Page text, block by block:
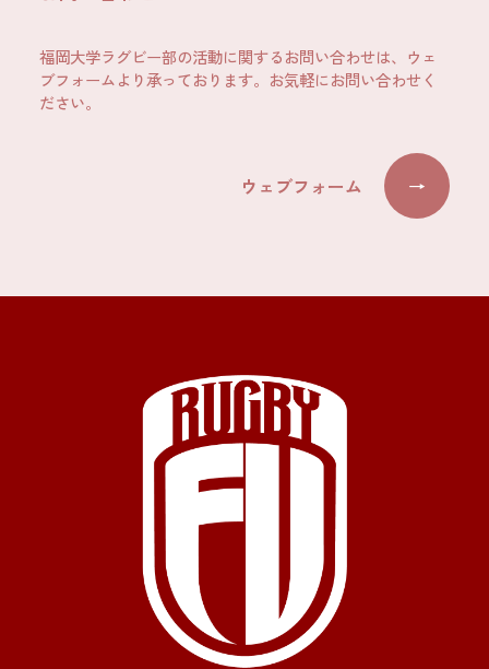
福岡大学ラグビー部の活動に関するお問い合わせは、ウェ
ブフォームより承っております。お気軽にお問い合わせく
ださい。
ウェブフォーム →